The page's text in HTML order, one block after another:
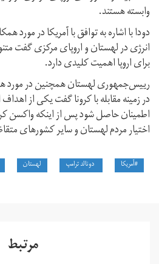
وابسته هستند.
دودا با اشاره به توافق با آمریکا در مورد
انرژی در لهستان و اروپای مرکزی گفت
برای اروپا اهمیت کلیدی دارد.
رییس‌جمهوری لهستان همچنین در مورد
در زمینه مقابله با کرونا گفت یکی از
اطمینان حاصل شود پس از اینکه واکسن
اختیار مردم لهستان و سایر کشورهای
#آمریکا دونالد ترامپ لهستان
مرتبط